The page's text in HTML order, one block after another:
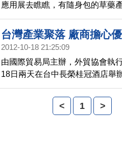
應用展去瞧瞧，有隨身包的草藥
中草藥的印象。
台灣產業聚落 廠商擔心
2012-10-18 21:25:09
由國際貿易局主辦，外貿協會執
18日兩天在台中長榮桂冠酒店舉
世界各國的重量級買主參訪台灣
械製造廠廠商卻擔憂，目前缺少
< 1 >